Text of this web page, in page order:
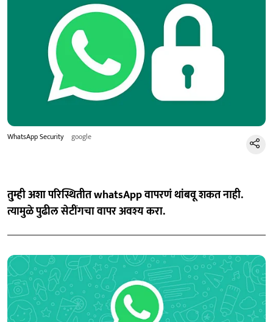
WhatsApp Security google
तु्म्ही अशा परिस्थितीत whatsApp वापरणं थांबवू शकत नाही.
त्यामुळे पुढील सेटींगचा वापर अवश्य करा.